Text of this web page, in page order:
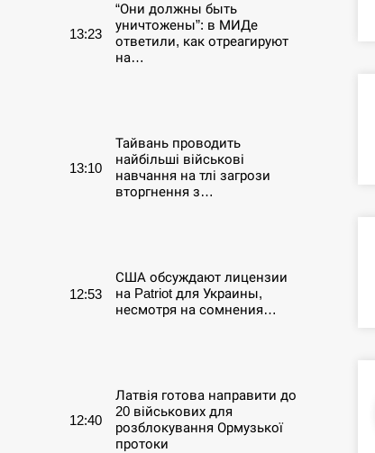
13:23
“Они должны быть
уничтожены”: в МИДе
ответили, как отреагируют
на…
13:10
Тайвань проводить
найбільші військові
навчання на тлі загрози
вторгнення з…
12:53
США обсуждают лицензии
на Patriot для Украины,
несмотря на сомнения…
12:40
Латвія готова направити до
20 військових для
розблокування Ормузької
протоки